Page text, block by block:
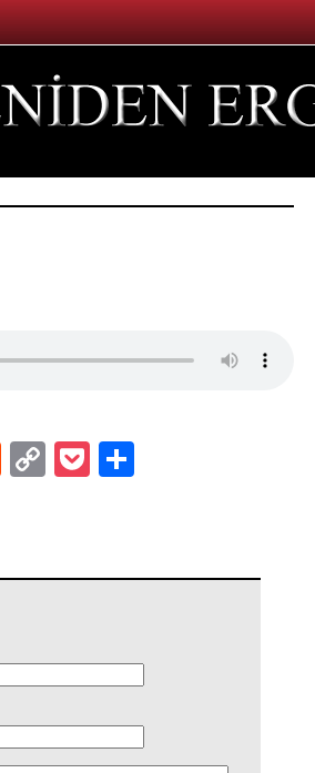
RedditCopyPocket